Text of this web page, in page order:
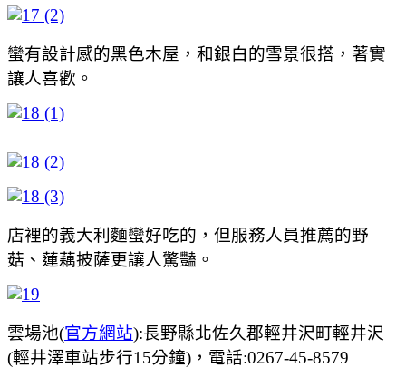
蠻有設計感的黑色木屋，和銀白的雪景很搭，著實
讓人喜歡。
店裡的義大利麵蠻好吃的，但服務人員推薦的野
菇、蓮藕披薩更讓人驚豔。
雲場池(官方網站):長野縣北佐久郡輕井沢町輕井沢
(輕井澤車站步行15分鐘)，電話:0267-45-8579